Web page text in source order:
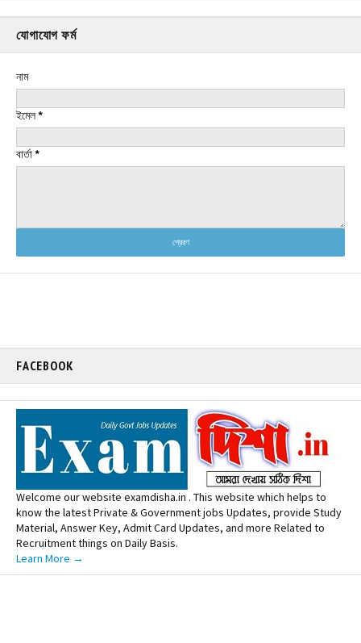
যোগাযোগ ফর্ম
নাম
ইমেল*
বার্তা*
FACEBOOK
Welcome our website examdisha.in . This website which helps to
know the latest Private & Government jobs Updates, provide Study
Material, Answer Key, Admit Card Updates, and more Related to
Recruitment things on Daily Basis.
Learn More →